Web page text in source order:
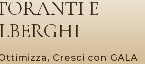
E
Cresci con GALA